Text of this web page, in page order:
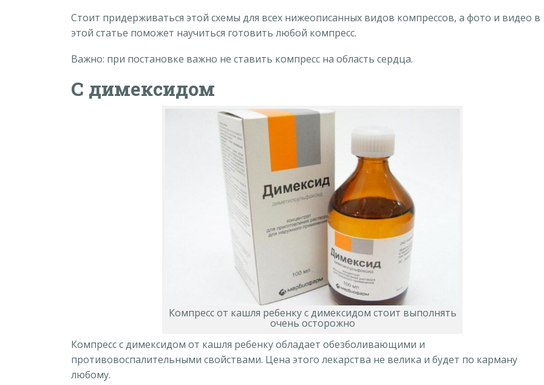
Стоит придерживаться этой схемы для всех нижеописанных видов компрессов, а фото и видео в
этой статье поможет научиться готовить любой компресс.
Важно: при постановке важно не ставить компресс на область сердца.
С димексидом
Компресс от кашля ребенку с димексидом стоит выполнять
очень осторожно
Компресс с димексидом от кашля ребенку обладает обезболивающими и
противовоспалительными свойствами. Цена этого лекарства не велика и будет по карману
любому.